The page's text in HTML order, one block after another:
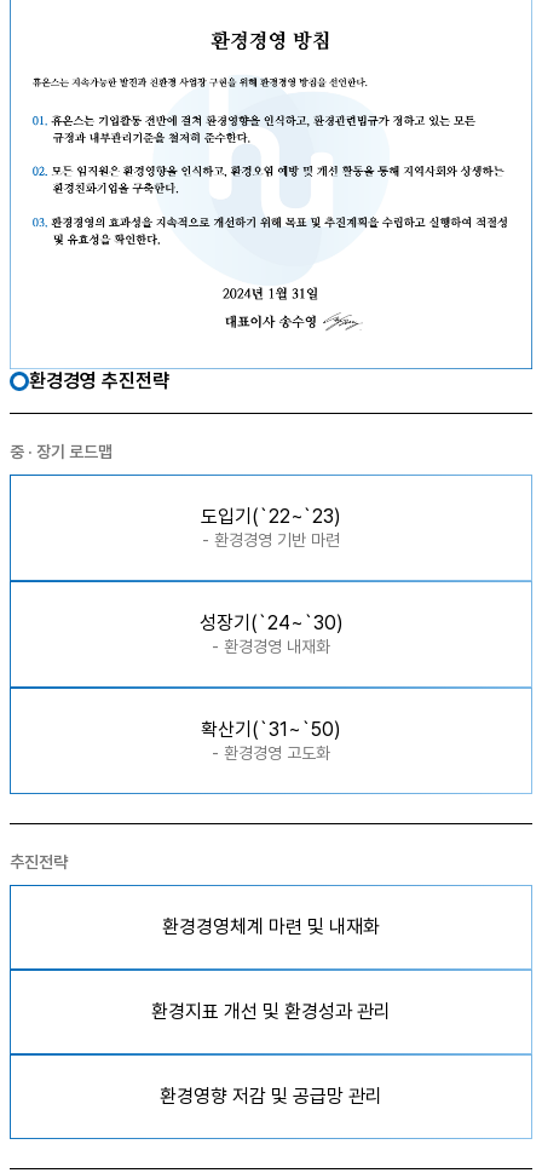
환경경영 추진전략
중 · 장기 로드맵
도입기(`22~`23)
- 환경경영 기반 마련
성장기(`24~`30)
- 환경경영 내재화
확산기(`31~`50)
- 환경경영 고도화
추진전략
환경경영체계 마련 및 내재화
환경지표 개선 및 환경성과 관리
환경영향 저감 및 공급망 관리